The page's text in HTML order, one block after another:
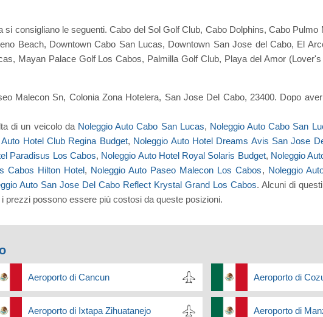
consigliano le seguenti. Cabo del Sol Golf Club, Cabo Dolphins, Cabo
Beach, Downtown Cabo San Lucas, Downtown San Jose del Cabo, El
Mayan Palace Golf Los Cabos, Palmilla Golf Club, Playa del Amor
Malecon Sn, Colonia Zona Hotelera, San Jose Del Cabo, 23400. Dopo
di un veicolo da Noleggio Auto Cabo San Lucas, Noleggio Auto Cabo San
Auto Hotel Club Regina Budget, Noleggio Auto Hotel Dreams Avis San Jose
Paradisus Los Cabos, Noleggio Auto Hotel Royal Solaris Budget, Noleggio
Cabos Hilton Hotel, Noleggio Auto Paseo Malecon Los Cabos, Noleggio
Auto San Jose Del Cabo Reflect Krystal Grand Los Cabos. Alcuni di
possono essere più costosi da queste posizioni.
Aeroporto di Cancun Aeroporto di
Aeroporto di Ixtapa Zihuatanejo Aeroporto di